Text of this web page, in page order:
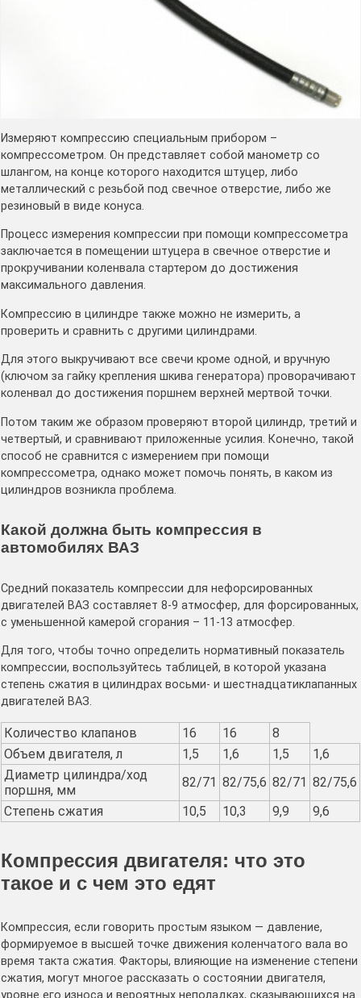
Измеряют компрессию специальным прибором –
компрессометром. Он представляет собой манометр со
шлангом, на конце которого находится штуцер, либо
металлический с резьбой под свечное отверстие, либо же
резиновый в виде конуса.
Процесс измерения компрессии при помощи компрессометра
заключается в помещении штуцера в свечное отверстие и
прокручивании коленвала стартером до достижения
максимального давления.
Компрессию в цилиндре также можно не измерить, а
проверить и сравнить с другими цилиндрами.
Для этого выкручивают все свечи кроме одной, и вручную
(ключом за гайку крепления шкива генератора) проворачивают
коленвал до достижения поршнем верхней мертвой точки.
Потом таким же образом проверяют второй цилиндр, третий и
четвертый, и сравнивают приложенные усилия. Конечно, такой
способ не сравнится с измерением при помощи
компрессометра, однако может помочь понять, в каком из
цилиндров возникла проблема.
Какой должна быть компрессия в
автомобилях ВАЗ
Средний показатель компрессии для нефорсированных
двигателей ВАЗ составляет 8-9 атмосфер, для форсированных,
с уменьшенной камерой сгорания – 11-13 атмосфер.
Для того, чтобы точно определить нормативный показатель
компрессии, воспользуйтесь таблицей, в которой указана
степень сжатия в цилиндрах восьми- и шестнадцатиклапанных
двигателей ВАЗ.
Количество клапанов 16 16
8
Объем двигателя, л
1,5 1,6 1,5
1,6
Диаметр цилиндра/ход
поршня, мм
82/71 82/75,6 82/71 82/75,6
Степень сжатия
10,5 10,3 9,9 9,6
Компрессия двигателя: что это
такое и с чем это едят
Компрессия, если говорить простым языком — давление,
формируемое в высшей точке движения коленчатого вала во
время такта сжатия. Факторы, влияющие на изменение степени
сжатия, могут многое рассказать о состоянии двигателя,
уровне его износа и вероятных неполадках, сказывающихся на